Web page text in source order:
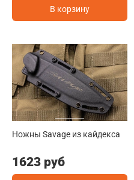
В корзину
Ножны Savage из кайдекса
1623 руб